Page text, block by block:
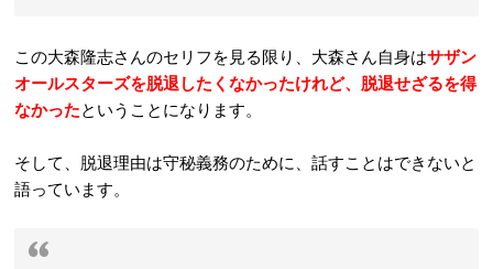
この大森隆志さんのセリフを見る限り、大森さん自身はサザン
オールスターズを脱退したくなかったけれど、脱退せざるを得
なかったということになります。
そして、脱退理由は守秘義務のために、話すことはできないと
語っています。